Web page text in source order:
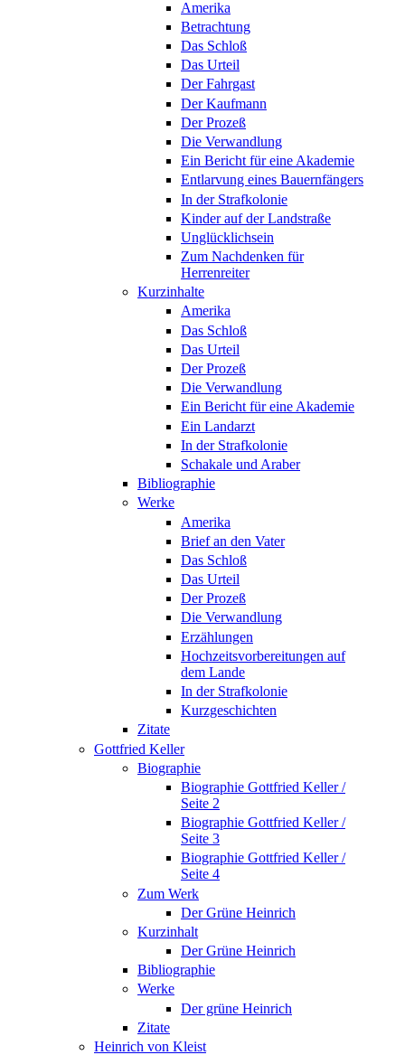
Amerika
Betrachtung
Das Schloß
Das Urteil
Der Fahrgast
Der Kaufmann
Der Prozeß
Die Verwandlung
Ein Bericht für eine Akademie
Entlarvung eines Bauernfängers
In der Strafkolonie
Kinder auf der Landstraße
Unglücklichsein
Zum Nachdenken für
Herrenreiter
Kurzinhalte
Amerika
Das Schloß
Das Urteil
Der Prozeß
Die Verwandlung
Ein Bericht für eine Akademie
Ein Landarzt
In der Strafkolonie
Schakale und Araber
Bibliographie
Werke
Amerika
Brief an den Vater
Das Schloß
Das Urteil
Der Prozeß
Die Verwandlung
Erzählungen
Hochzeitsvorbereitungen auf
dem Lande
In der Strafkolonie
Kurzgeschichten
Zitate
Gottfried Keller
Biographie
Biographie Gottfried Keller /
Seite 2
Biographie Gottfried Keller /
Seite 3
Biographie Gottfried Keller /
Seite 4
Zum Werk
Der Grüne Heinrich
Kurzinhalt
Der Grüne Heinrich
Bibliographie
Werke
Der grüne Heinrich
Zitate
Heinrich von Kleist